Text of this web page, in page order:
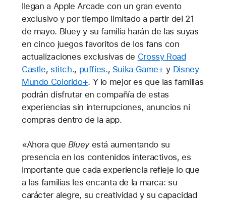
llegan a Apple Arcade con un gran evento
exclusivo y por tiempo limitado a partir del 21
de mayo. Bluey y su familia harán de las suyas
en cinco juegos favoritos de los fans con
actualizaciones exclusivas de Crossy Road
Castle, stitch., puffies., Suika Game+ y Disney
Mundo Colorido+. Y lo mejor es que las familias
podrán disfrutar en compañía de estas
experiencias sin interrupciones, anuncios ni
compras dentro de la app.
«Ahora que Blueyestá aumentando su
presencia en los contenidos interactivos, es
importante que cada experiencia refleje lo que
a las familias les encanta de la marca: su
carácter alegre, su creatividad y su capacidad